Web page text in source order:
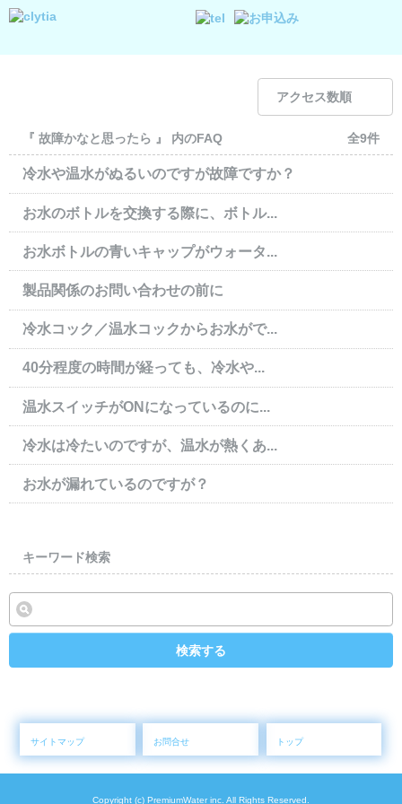
アクセス数順
『 故障かなと思ったら 』 内のFAQ 全9件
冷水や温水がぬるいのですが故障ですか？
お水のボトルを交換する際に、ボトル...
お水ボトルの青いキャップがウォータ...
製品関係のお問い合わせの前に
冷水コック／温水コックからお水がで...
40分程度の時間が経っても、冷水や...
温水スイッチがONになっているのに...
冷水は冷たいのですが、温水が熱くあ...
お水が漏れているのですが？
キーワード検索
検索する
サイトマップ お問合せ トップ
Copyright (c) PremiumWater inc. All Rights Reserved.